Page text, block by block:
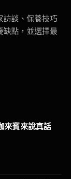
訪談、保養技巧
缺點，並選擇最
來賓來說真話